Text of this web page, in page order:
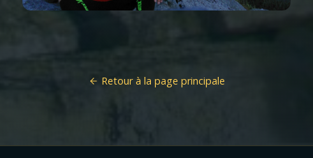
Retour à la page principale